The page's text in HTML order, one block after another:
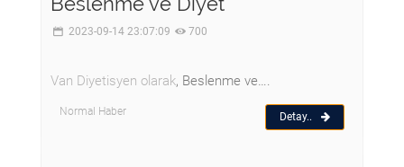
2023-09-14 23:07:09 700
Van Diyetisyen olarak, Beslenme ve….
Normal Haber Detay..